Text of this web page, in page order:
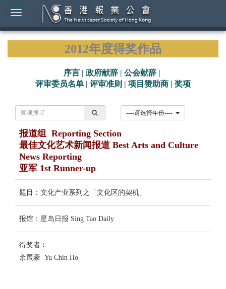
2012年度得奖作品
序言 | 政府献辞 | 公会献辞 |
评审委员名单 | 评审准则 | 项目赞助商 | 奖项
报道组 Reporting Section
最佳文化艺术新闻报道 Best Arts and Culture
News Reporting
亚军 1st Runner-up
题目：文化产业系列之「文化区的契机」
报馆：星岛日报 Sing Tao Daily
得奖者︰
余展豪 Yu Chin Ho